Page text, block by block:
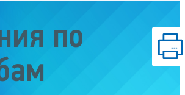
по